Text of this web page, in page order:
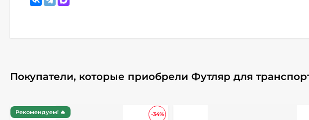
Покупатели, которые приобрели Футляр для
-34%
Рекомендуем! 🔥